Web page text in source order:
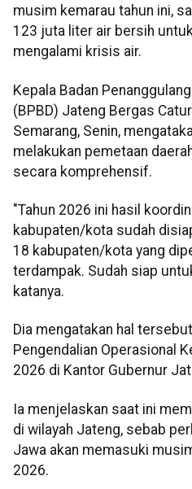
musim kemarau tahun ini,
123 juta liter air bersih
mengalami krisis air.
Kepala Badan
(BPBD) Jateng Bergas
Semarang, Senin,
melakukan pemetaan
secara komprehensif.
"Tahun 2026 ini hasil
kabupaten/kota sudah
18 kabupaten/kota yang
terdampak. Sudah siap
katanya.
Dia mengatakan hal
Pengendalian Operasional
2026 di Kantor Gubernur
Ia menjelaskan saat ini
di wilayah Jateng, sebab
Jawa akan memasuki
2026.